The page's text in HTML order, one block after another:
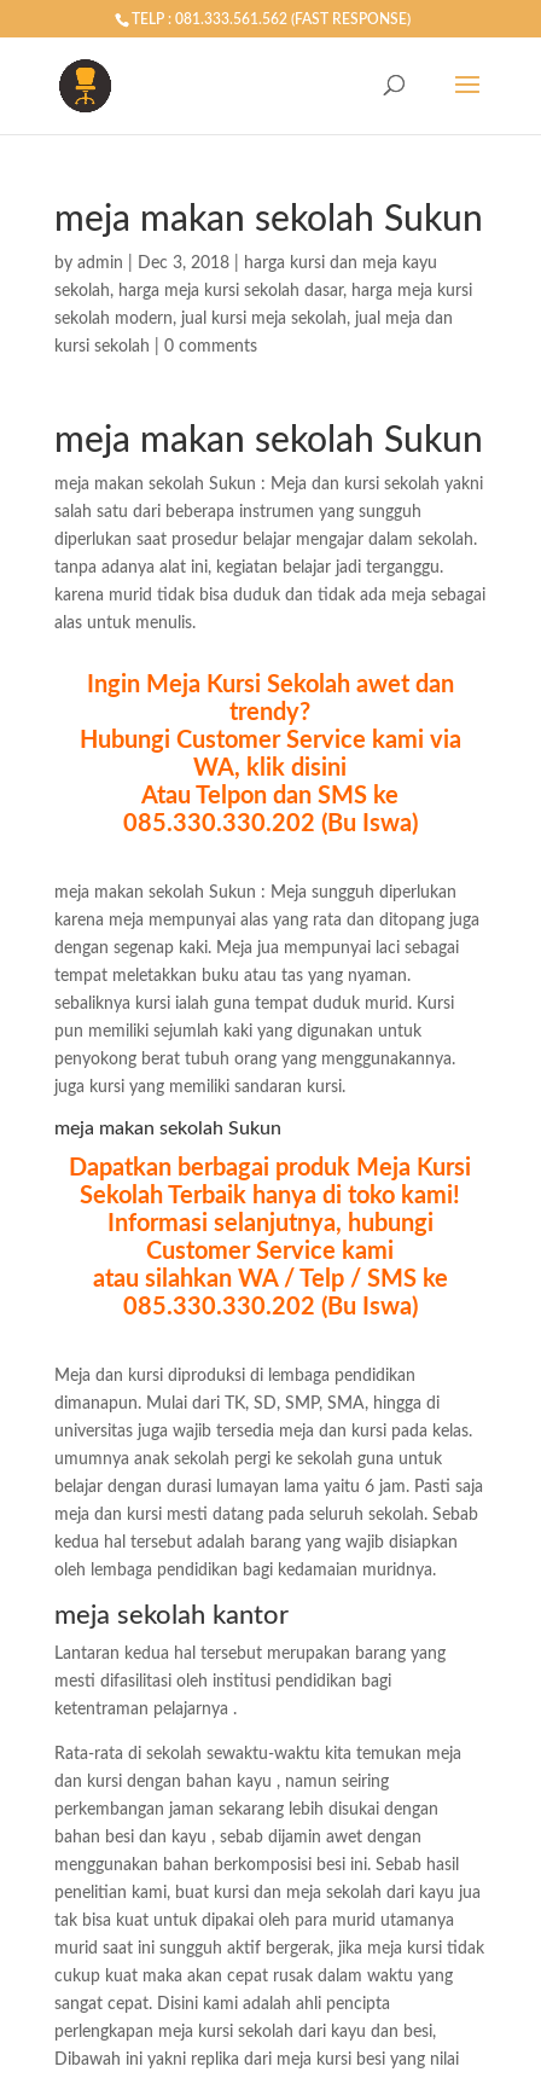
TELP : 081.333.561.562 (FAST RESPONSE)
meja makan sekolah Sukun
by admin Dec 3, 2018|
harga kursi dan meja kayu
sekolah, harga meja kursi sekolah dasar, harga meja kursi
sekolah modern, jual kursi meja sekolah, jual meja dan
kursi sekolah
0 comments
meja makan sekolah Sukun
meja makan sekolah Sukun : Meja dan kursi sekolah yakni
salah satu dari beberapa instrumen yang sungguh
diperlukan saat prosedur belajar mengajar dalam sekolah.
tanpa adanya alat ini, kegiatan belajar jadi terganggu.
karena murid tidak bisa duduk dan tidak ada meja sebagai
alas untuk menulis.
Ingin Meja Kursi Sekolah awet dan
trendy?
Hubungi Customer Service kami via
WA, klik disini
Atau Telpon dan SMS ke
085.330.330.202 (Bu Iswa)
meja makan sekolah Sukun : Meja sungguh diperlukan
karena meja mempunyai alas yang rata dan ditopang juga
dengan segenap kaki. Meja jua mempunyai laci sebagai
tempat meletakkan buku atau tas yang nyaman.
sebaliknya kursi ialah guna tempat duduk murid. Kursi
pun memiliki sejumlah kaki yang digunakan untuk
penyokong berat tubuh orang yang menggunakannya.
juga kursi yang memiliki sandaran kursi.
meja makan sekolah Sukun
Dapatkan berbagai produk Meja Kursi
Sekolah Terbaik hanya di toko kami!
Informasi selanjutnya, hubungi
Customer Service kami
atau silahkan WA / Telp / SMS ke
085.330.330.202 (Bu Iswa)
Meja dan kursi diproduksi di lembaga pendidikan
dimanapun. Mulai dari TK, SD, SMP, SMA, hingga di
universitas juga wajib tersedia meja dan kursi pada kelas.
umumnya anak sekolah pergi ke sekolah guna untuk
belajar dengan durasi lumayan lama yaitu 6 jam. Pasti saja
meja dan kursi mesti datang pada seluruh sekolah. Sebab
kedua hal tersebut adalah barang yang wajib disiapkan
oleh lembaga pendidikan bagi kedamaian muridnya.
meja sekolah kantor
Lantaran kedua hal tersebut merupakan barang yang
mesti difasilitasi oleh institusi pendidikan bagi
ketentraman pelajarnya .
Rata-rata di sekolah sewaktu-waktu kita temukan meja
dan kursi dengan bahan kayu , namun seiring
perkembangan jaman sekarang lebih disukai dengan
bahan besi dan kayu , sebab dijamin awet dengan
menggunakan bahan berkomposisi besi ini. Sebab hasil
penelitian kami, buat kursi dan meja sekolah dari kayu jua
tak bisa kuat untuk dipakai oleh para murid utamanya
murid saat ini sungguh aktif bergerak, jika meja kursi tidak
cukup kuat maka akan cepat rusak dalam waktu yang
sangat cepat. Disini kami adalah ahli pencipta
perlengkapan meja kursi sekolah dari kayu dan besi,
Dibawah ini yakni replika dari meja kursi besi yang nilai